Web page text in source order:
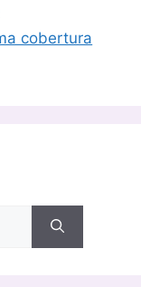
cobertura